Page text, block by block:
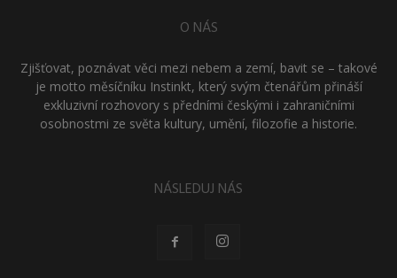
O NÁS
Zjišťovat, poznávat věci mezi nebem a zemí, bavit se – takové
je motto měsíčníku Instinkt, který svým čtenářům přináší
exkluzivní rozhovory s předními českými i zahraničními
osobnostmi ze světa kultury, umění, filozofie a historie.
NÁSLEDUJ NÁS